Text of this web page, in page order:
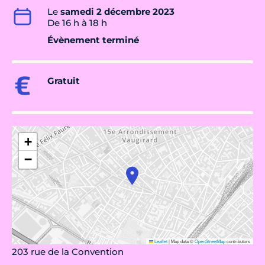
Le samedi 2 décembre 2023
De 16 h à 18 h
Évènement terminé
Gratuit
+
−
Leaflet|Map data ©OpenStreetMapcontributors
203 rue de la Convention